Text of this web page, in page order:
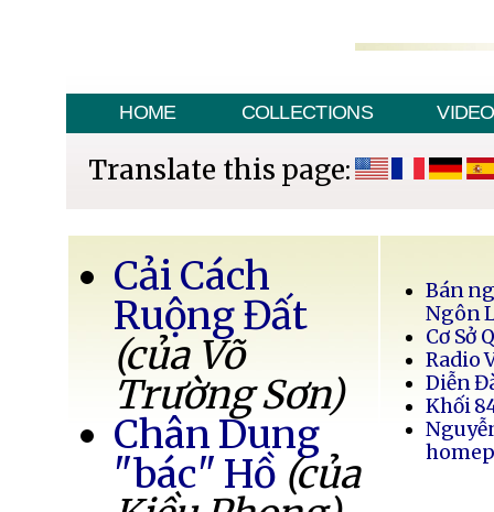
HOME COLLECTIONS VIDEO
Translate this page:
Cải Cách
Ruộng Đất
(của Võ
Trường Sơn)
Chân Dung
"bác" Hồ (của
Bán
Ngôn
Cơ Sở
Radio
Diễn
Khối